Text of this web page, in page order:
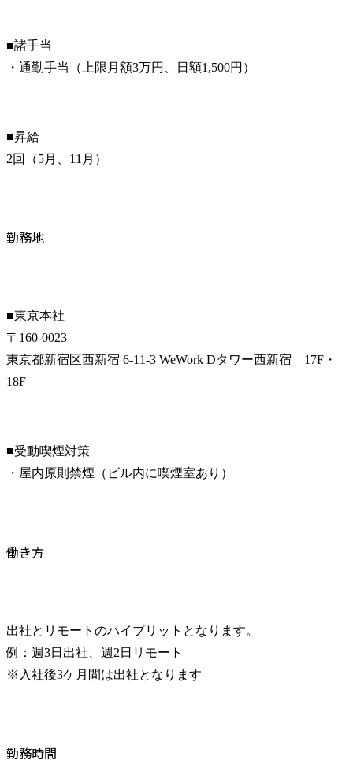
■諸手当
・通勤手当（上限月額3万円、日額1,500円）
■昇給
2回（5月、11月）
勤務地
■東京本社
〒160-0023﻿
東京都新宿区西新宿 6-11-3 WeWork Dタワー西新宿　17F・
18F
■受動喫煙対策
・屋内原則禁煙（ビル内に喫煙室あり）
働き方
出社とリモートのハイブリットとなります。
例：週3日出社、週2日リモート
※入社後3ケ月間は出社となります
勤務時間